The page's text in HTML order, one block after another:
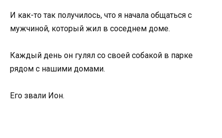
И как-то так получилось, что я начала общаться с
мужчиной, который жил в соседнем доме.
Каждый день он гулял со своей собакой в парке
рядом с нашими домами.
Его звали Ион.